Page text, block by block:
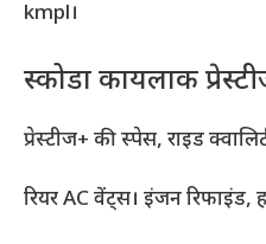
kmpl।
स्कोडा कायलाक
प्रेस्टीज+ की स्पेस, राइड
रियर AC वेंट्स। इंजन रिफाइंड,